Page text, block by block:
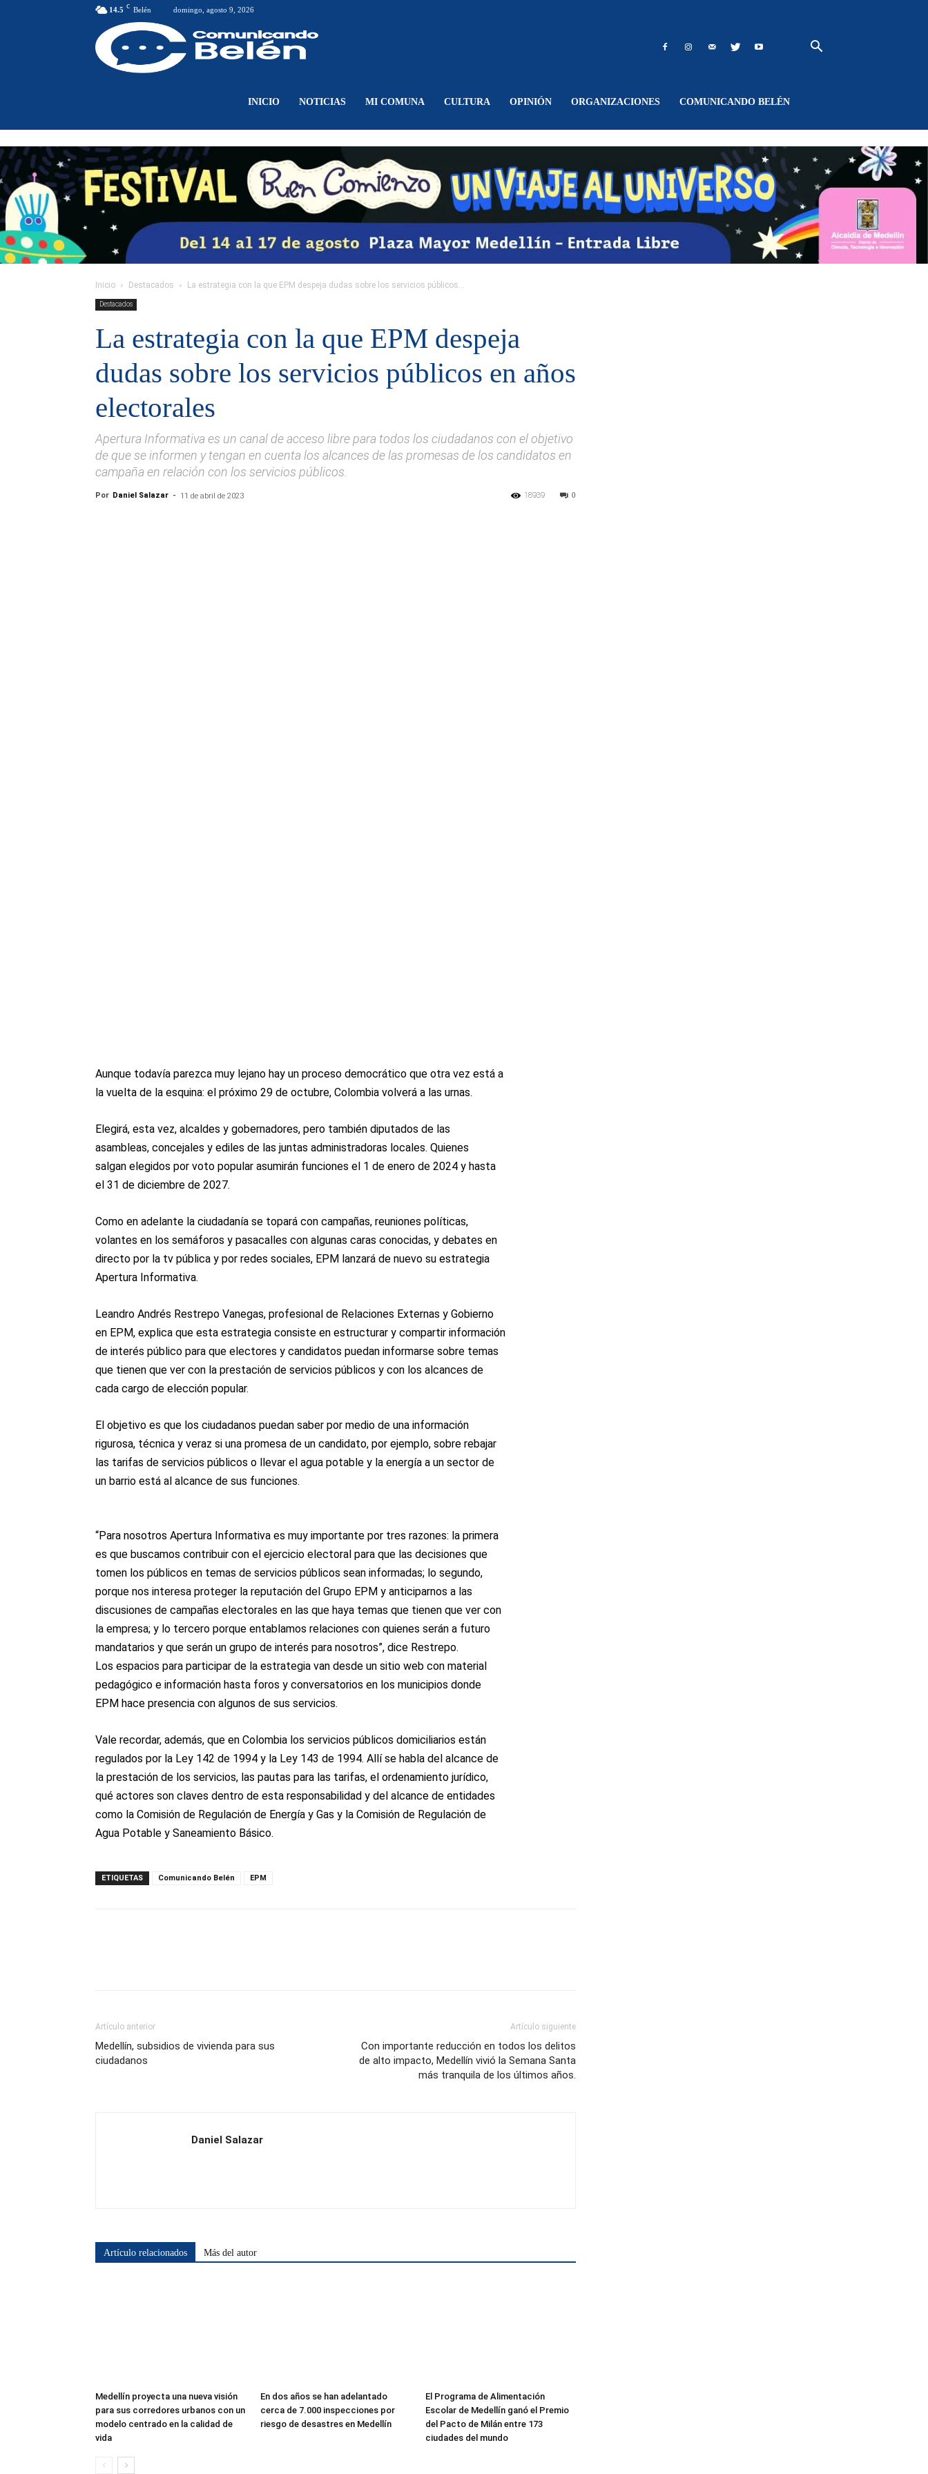
14.5 C Belén domingo, agosto 9, 2026
Belén
INICIO NOTICIAS MI COMUNA CULTURA OPINIÓN ORGANIZACIONES COMUNICANDO BELÉN
Inicio Destacados La estrategia con la que EPM despeja dudas sobre los servicios públicos...
Destacados
La estrategia con la que EPM despeja
dudas sobre los servicios públicos en años
electorales
Apertura Informativa es un canal de acceso libre para todos los ciudadanos con el objetivo
de que se informen y tengan en cuenta los alcances de las promesas de los candidatos en
campaña en relación con los servicios públicos.
Por Daniel Salazar - 11 de abril de 2023 0
18939
Aunque todavía parezca muy lejano hay un proceso democrático que otra vez está a
la vuelta de la esquina: el próximo 29 de octubre, Colombia volverá a las urnas.
Elegirá, esta vez, alcaldes y gobernadores, pero también diputados de las
asambleas, concejales y ediles de las juntas administradoras locales. Quienes
salgan elegidos por voto popular asumirán funciones el 1 de enero de 2024 y hasta
el 31 de diciembre de 2027.
Como en adelante la ciudadanía se topará con campañas, reuniones políticas,
volantes en los semáforos y pasacalles con algunas caras conocidas, y debates en
directo por la tv pública y por redes sociales, EPM lanzará de nuevo su estrategia
Apertura Informativa.
Leandro Andrés Restrepo Vanegas, profesional de Relaciones Externas y Gobierno
en EPM, explica que esta estrategia consiste en estructurar y compartir información
de interés público para que electores y candidatos puedan informarse sobre temas
que tienen que ver con la prestación de servicios públicos y con los alcances de
cada cargo de elección popular.
El objetivo es que los ciudadanos puedan saber por medio de una información
rigurosa, técnica y veraz si una promesa de un candidato, por ejemplo, sobre rebajar
las tarifas de servicios públicos o llevar el agua potable y la energía a un sector de
un barrio está al alcance de sus funciones.
“Para nosotros Apertura Informativa es muy importante por tres razones: la primera
es que buscamos contribuir con el ejercicio electoral para que las decisiones que
tomen los públicos en temas de servicios públicos sean informadas; lo segundo,
porque nos interesa proteger la reputación del Grupo EPM y anticiparnos a las
discusiones de campañas electorales en las que haya temas que tienen que ver con
la empresa; y lo tercero porque entablamos relaciones con quienes serán a futuro
mandatarios y que serán un grupo de interés para nosotros”, dice Restrepo.
Los espacios para participar de la estrategia van desde un sitio web con material
pedagógico e información hasta foros y conversatorios en los municipios donde
EPM hace presencia con algunos de sus servicios.
Vale recordar, además, que en Colombia los servicios públicos domiciliarios están
regulados por la Ley 142 de 1994 y la Ley 143 de 1994. Allí se habla del alcance de
la prestación de los servicios, las pautas para las tarifas, el ordenamiento jurídico,
qué actores son claves dentro de esta responsabilidad y del alcance de entidades
como la Comisión de Regulación de Energía y Gas y la Comisión de Regulación de
Agua Potable y Saneamiento Básico.
ETIQUETAS Comunicando Belén EPM
Artículo anterior
Medellín, subsidios de vivienda para sus
ciudadanos
Artículo siguiente
Con importante reducción en todos los delitos
de alto impacto, Medellín vivió la Semana Santa
más tranquila de los últimos años.
Daniel Salazar
Artículo relacionados Más del autor
Medellín proyecta una nueva visión
para sus corredores urbanos con un
modelo centrado en la calidad de
vida
En dos años se han adelantado
cerca de 7.000 inspecciones por
riesgo de desastres en Medellín
El Programa de Alimentación
Escolar de Medellín ganó el Premio
del Pacto de Milán entre 173
ciudades del mundo